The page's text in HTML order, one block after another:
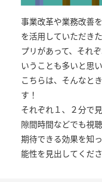
事業改革や業務改善
を活用していただき
プリがあって、それ
いうことも多いと思い
こちらは、そんなと
す！
それぞれ１、２分で
隙間時間などでも視
期待できる効果を知
能性を見出してくださ